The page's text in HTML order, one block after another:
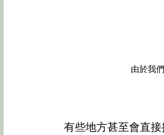
由於我
有些地方甚至會直